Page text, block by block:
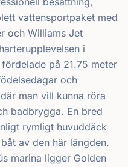
vattensportpaket med
och Williams Jet
i
på 21.75 meter
och
man vill kunna röra
badbrygga. En bred
rymligt huvuddäck
av den här längden.
marina ligger Golden